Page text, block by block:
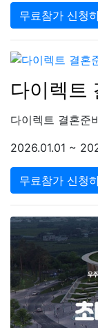
무료참가 신청
다이렉트
다이렉트 결혼준
2026.01.01 ~
무료참가 신청